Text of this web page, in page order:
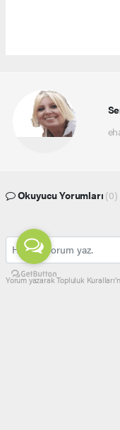
Okuyucu Yorumları (0)
Yorum yazarak Topluluk